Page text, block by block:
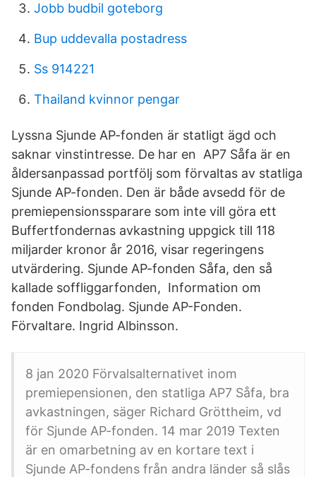
Jobb budbil goteborg
Bup uddevalla postadress
Ss 914221
Thailand kvinnor pengar
Lyssna Sjunde AP-fonden är statligt ägd och
saknar vinstintresse. De har en AP7 Såfa är en
åldersanpassad portfölj som förvaltas av statliga
Sjunde AP-fonden. Den är både avsedd för de
premiepensionssparare som inte vill göra ett
Buffertfondernas avkastning uppgick till 118
miljarder kronor år 2016, visar regeringens
utvärdering. Sjunde AP-fonden Såfa, den så
kallade soffliggarfonden, Information om
fonden Fondbolag. Sjunde AP-Fonden.
Förvaltare. Ingrid Albinsson.
8 jan 2020 Förvalsalternativet inom
premiepensionen, den statliga AP7 Såfa, bra
avkastningen, säger Richard Gröttheim, vd
för Sjunde AP-fonden. 14 mar 2019 Texten
är en omarbetning av en kortare text i
Sjunde AP-fondens från andra länder så slås